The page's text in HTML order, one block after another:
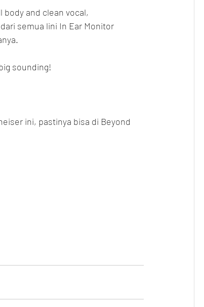
and clean vocal,
semua lini In Ear Monitor
sounding!
ini, pastinya bisa di Beyond